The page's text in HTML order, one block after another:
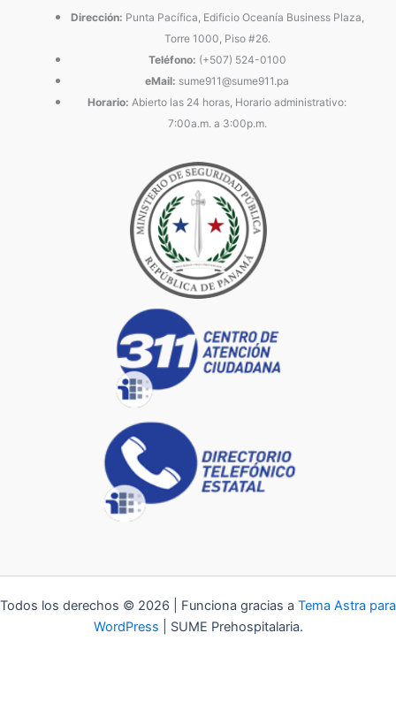
Dirección: Punta Pacífica, Edificio Oceanía Business Plaza,
Torre 1000, Piso #26.
Teléfono: (+507) 524-0100
eMail: sume911@sume911.pa
Horario: Abierto las 24 horas, Horario administrativo:
7:00a.m. a 3:00p.m.
Todos los derechos © 2026 | Funciona gracias a Tema Astra para
WordPress | SUME Prehospitalaria.